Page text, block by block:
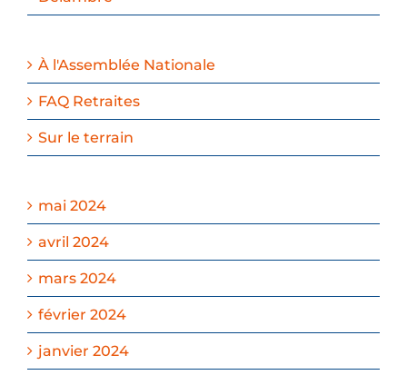
À l'Assemblée Nationale
FAQ Retraites
Sur le terrain
mai 2024
avril 2024
mars 2024
février 2024
janvier 2024